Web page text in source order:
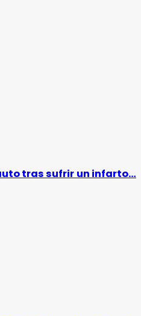
tras sufrir un infarto…